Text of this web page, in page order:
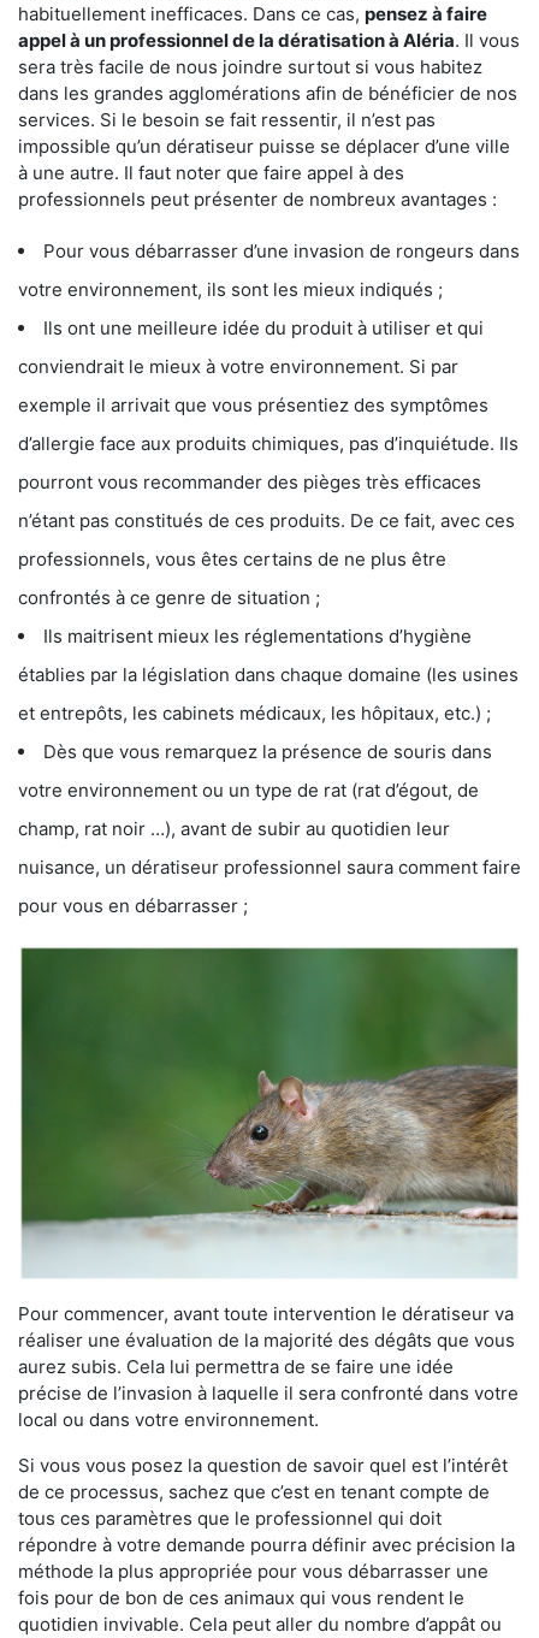
habituellement inefficaces. Dans ce cas, pensez à faire
appel à un professionnel de la dératisation à Aléria. Il vous
sera très facile de nous joindre surtout si vous habitez
dans les grandes agglomérations afin de bénéficier de nos
services. Si le besoin se fait ressentir, il n’est pas
impossible qu’un dératiseur puisse se déplacer d’une ville
à une autre. Il faut noter que faire appel à des
professionnels peut présenter de nombreux avantages :
Pour vous débarrasser d’une invasion de rongeurs dans
votre environnement, ils sont les mieux indiqués ;
Ils ont une meilleure idée du produit à utiliser et qui
conviendrait le mieux à votre environnement. Si par
exemple il arrivait que vous présentiez des symptômes
d’allergie face aux produits chimiques, pas d’inquiétude. Ils
pourront vous recommander des pièges très efficaces
n’étant pas constitués de ces produits. De ce fait, avec ces
professionnels, vous êtes certains de ne plus être
confrontés à ce genre de situation ;
Ils maitrisent mieux les réglementations d’hygiène
établies par la législation dans chaque domaine (les usines
et entrepôts, les cabinets médicaux, les hôpitaux, etc.) ;
Dès que vous remarquez la présence de souris dans
votre environnement ou un type de rat (rat d’égout, de
champ, rat noir …), avant de subir au quotidien leur
nuisance, un dératiseur professionnel saura comment faire
pour vous en débarrasser ;
Pour commencer, avant toute intervention le dératiseur va
réaliser une évaluation de la majorité des dégâts que vous
aurez subis. Cela lui permettra de se faire une idée
précise de l’invasion à laquelle il sera confronté dans votre
local ou dans votre environnement.
Si vous vous posez la question de savoir quel est l’intérêt
de ce processus, sachez que c’est en tenant compte de
tous ces paramètres que le professionnel qui doit
répondre à votre demande pourra définir avec précision la
méthode la plus appropriée pour vous débarrasser une
fois pour de bon de ces animaux qui vous rendent le
quotidien invivable. Cela peut aller du nombre d’appât ou